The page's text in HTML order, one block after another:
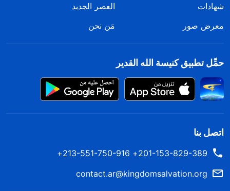
شهادات
العصر الجديد
معرض صور
مَن نحن
حمِّل تطبيق كنيسة الله القدير
اتصل بنا
201-153-829-389+ 213-551-750-916+
contact.ar@kingdomsalvation.org